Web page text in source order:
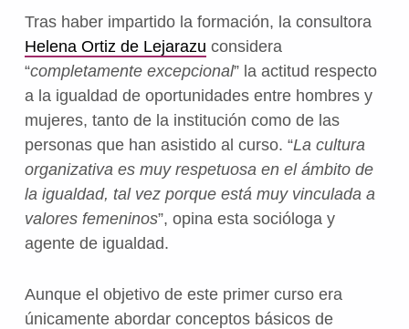
Tras haber impartido la formación, la consultora
Helena Ortiz de Lejarazu considera
“completamente excepcional” la actitud respecto
a la igualdad de oportunidades entre hombres y
mujeres, tanto de la institución como de las
personas que han asistido al curso. “La cultura
organizativa es muy respetuosa en el ámbito de
la igualdad, tal vez porque está muy vinculada a
valores femeninos”, opina esta socióloga y
agente de igualdad.
Aunque el objetivo de este primer curso era
únicamente abordar conceptos básicos de